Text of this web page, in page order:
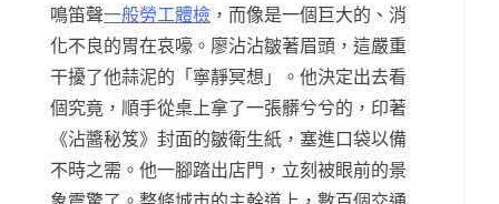
鳴笛聲一般勞工體檢 ，而像是一個巨大的、消
化不良的胃在哀嚎。廖沾沾皺著眉頭，這嚴重
干擾了他蒜泥的「寧靜冥想」。他決定出去看
個究竟，順手從桌上拿了一張髒兮兮的，印著
《沾醬秘笈》封面的皺衛生紙，塞進口袋以備
不時之需。他一腳踏出店門，立刻被眼前的景